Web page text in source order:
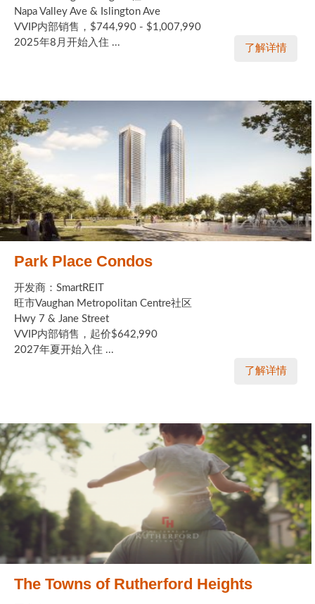
Napa Valley Ave & Islington Ave
VVIP内部销售，$744,990 - $1,007,990
2025年8月开始入住 ...
了解详情
Park Place Condos
开发商：SmartREIT
旺市Vaughan Metropolitan Centre社区
Hwy 7 & Jane Street
VVIP内部销售，起价$642,990
2027年夏开始入住 ...
了解详情
The Towns of Rutherford Heights